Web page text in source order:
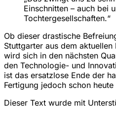
Einschnitten – auch bei
Tochtergesellschaften.“
Ob dieser drastische
Stuttgarter aus dem
wird sich in den nächsten
den Technologie- und
ist das ersatzlose Ende der
Fertigung jedoch schon
Dieser Text wurde mit